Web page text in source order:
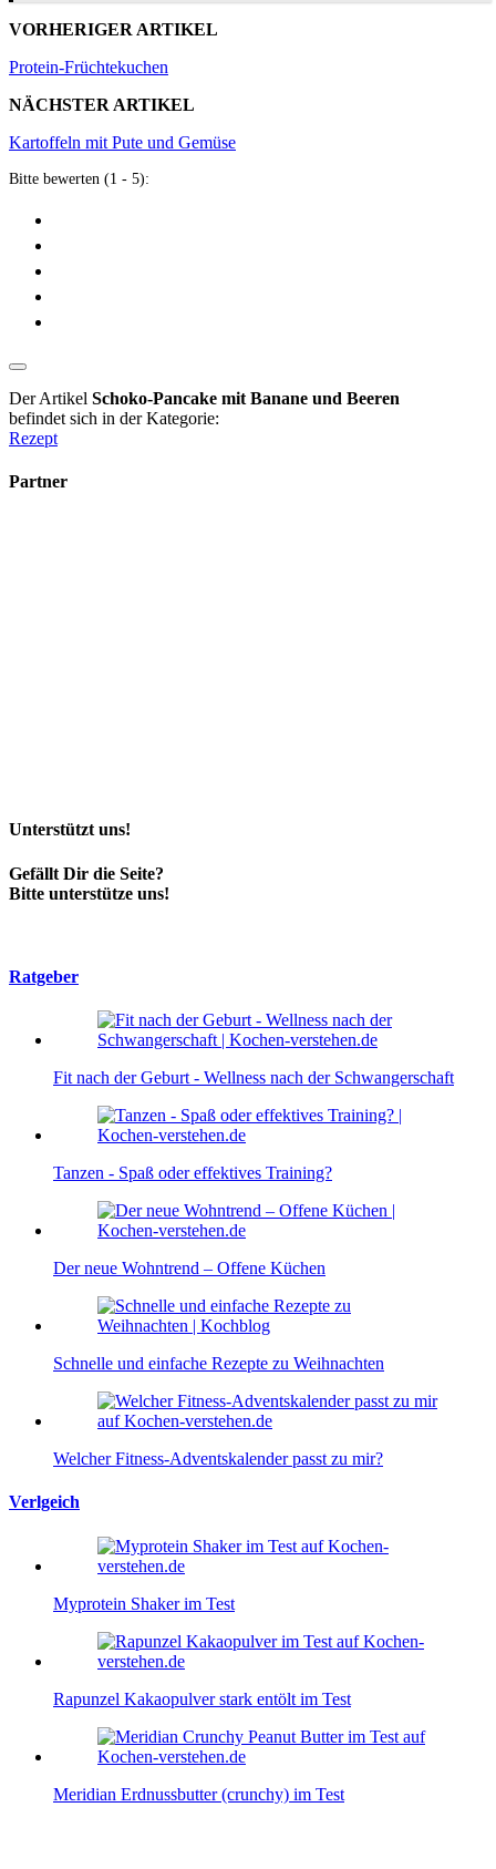
VORHERIGER ARTIKEL
Protein-Früchtekuchen
NÄCHSTER ARTIKEL
Kartoffeln mit Pute und Gemüse
Bitte bewerten (1 - 5):
Der Artikel Schoko-Pancake mit Banane und Beeren
befindet sich in der Kategorie:
Rezept
Partner
Unterstützt uns!
Gefällt Dir die Seite?
Bitte unterstütze uns!
Ratgeber
Fit nach der Geburt - Wellness nach der Schwangerschaft
Tanzen - Spaß oder effektives Training?
Der neue Wohntrend – Offene Küchen
Schnelle und einfache Rezepte zu Weihnachten
Welcher Fitness-Adventskalender passt zu mir?
Verlgeich
Myprotein Shaker im Test
Rapunzel Kakaopulver stark entölt im Test
Meridian Erdnussbutter (crunchy) im Test